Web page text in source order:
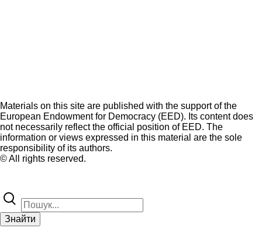
Materials on this site are published with the support of the
European Endowment for Democracy (EED). Its content does
not necessarily reflect the official position of EED. The
information or views expressed in this material are the sole
responsibility of its authors.
© All rights reserved.
Знайти